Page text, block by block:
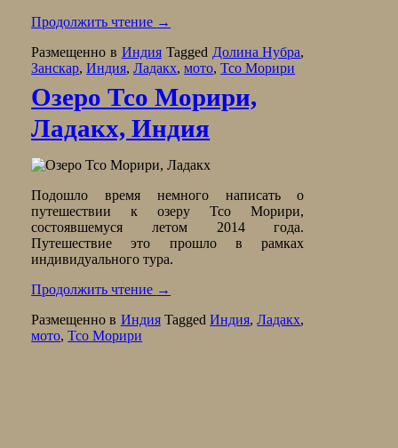
Продолжить чтение →
Размещенно в Индия Tagged Долина Нубра,
Занскар,Индия,Ладакх,мото,Тсо Морири
Озеро Тсо Морири,
Ладакх, Индия
Подошло время немного написать о
путешествии к озеру Тсо Морири,
состоявшемуся летом 2014 года.
Путешествие это прошло в рамках
индивидуального тура.
Продолжить чтение →
Размещенно в Индия TaggedИндия,Ладакх,
мото,Тсо Морири